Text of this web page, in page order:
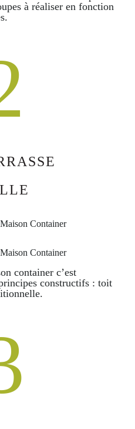
à réaliser en fonction
container c’est
constructifs : toit